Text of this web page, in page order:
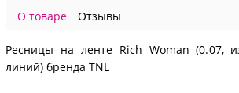
О товаре Отзывы
Ресницы на ленте Rich Woman (0.07,
линий) бренда TNL